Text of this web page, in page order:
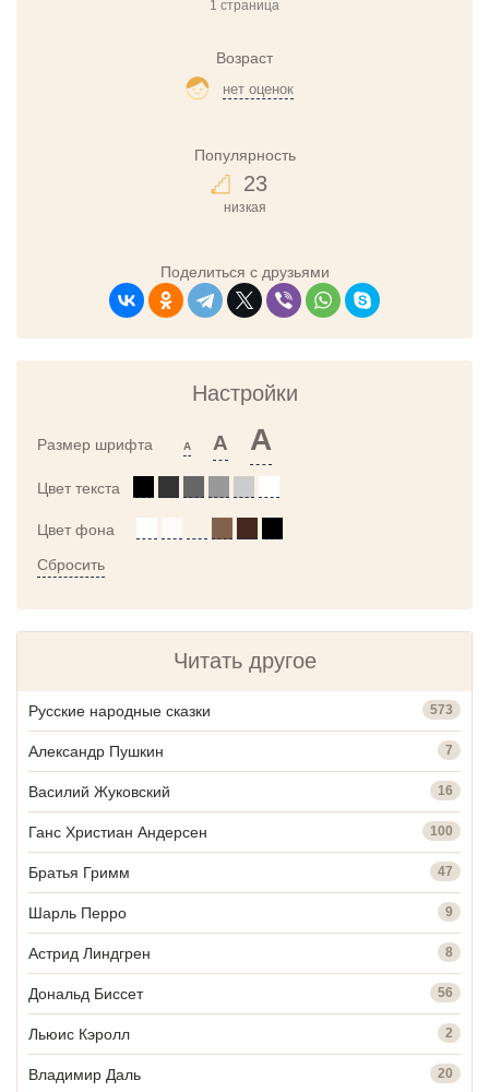
1 страница
Возраст
нет оценок
Популярность
23
низкая
Поделиться с друзьями
Настройки
Размер шрифта A A A
Цвет текста
Цвет фона
Сбросить
Читать другое
Русские народные сказки 573
Александр Пушкин 7
Василий Жуковский 16
Ганс Христиан Андерсен 100
Братья Гримм 47
Шарль Перро 9
Астрид Линдгрен 8
Дональд Биссет 56
Льюис Кэролл 2
Владимир Даль 20